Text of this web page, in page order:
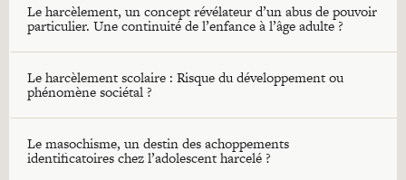
Le harcèlement, un concept révélateur d’un abus de pouvoir
particulier. Une continuité de l’enfance à l’âge adulte ?
Le harcèlement scolaire : Risque du développement ou
phénomène sociétal ?
Le masochisme, un destin des achoppements
identificatoires chez l’adolescent harcelé ?